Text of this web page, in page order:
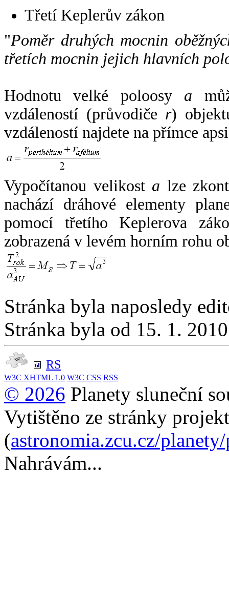
Třetí Keplerův zákon
"Poměr druhých mocnin
třetích mocnin jejich hlavních
Hodnotu velké poloosy a
vzdáleností (průvodiče r)
vzdáleností najdete na přímce
Vypočítanou velikost a lze
nachází dráhové elementy
pomocí třetího Keplerova
zobrazená v levém horním rohu
Stránka byla naposledy
Stránka byla od 15. 1.
RS
W3C XHTML 1.0 W3C CSS RSS
© 2026 Planety sluneční
Vytištěno ze stránky
(astronomia.zcu.cz/
Nahrávám...